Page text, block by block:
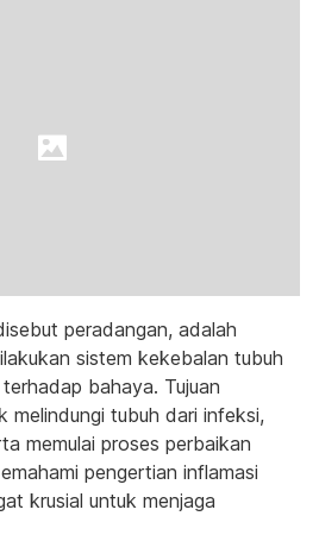
peradangan, adalah
sistem kekebalan tubuh
bahaya. Tujuan
melindungi tubuh dari infeksi,
memulai proses perbaikan
pengertian inflamasi
krusial untuk menjaga